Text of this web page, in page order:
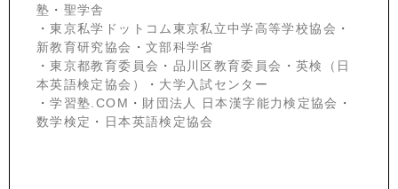
塾 ・ 聖学舎
・東京私学ドットコム東京私立中学高等学校協会 ・
新教育研究協会 ・ 文部科学省
・東京都教育委員会 ・ 品川区教育委員会 ・ 英検（日
本英語検定協会）
・ 大学入試センター
・学習塾.COM ・ 財団法人 日本漢字能力検定協会 ・
数学検定 ・ 日本英語検定協会